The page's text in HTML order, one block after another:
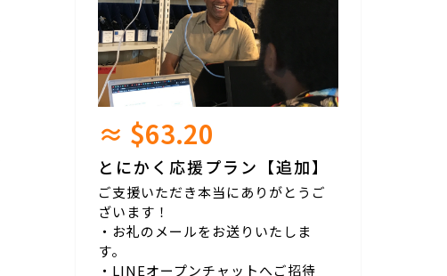
≈ $63.20
とにかく応援プラン【追加】
ご支援いただき本当にありがとうご
ざいます！
・お礼のメールをお送りいたしま
す。
・LINEオープンチャットへご招待